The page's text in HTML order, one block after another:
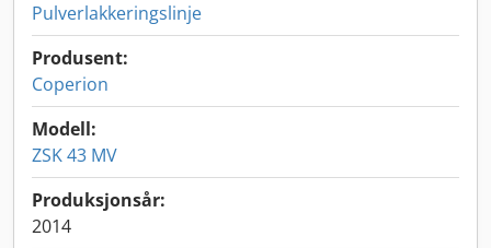
Pulverlakkeringslinje
Produsent:
Coperion
Modell:
ZSK 43 MV
Produksjonsår:
2014